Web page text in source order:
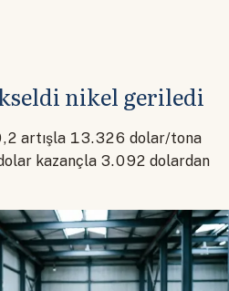
nikel geriledi
artışla 13.326 dolar/tona
kazançla 3.092 dolardan